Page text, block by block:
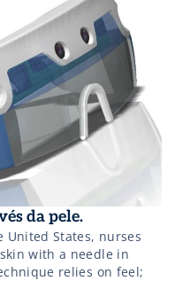
da pele.
States, nurses
with a needle in
relies on feel;